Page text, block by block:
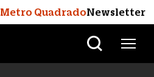
Metro QuadradoNewsletter